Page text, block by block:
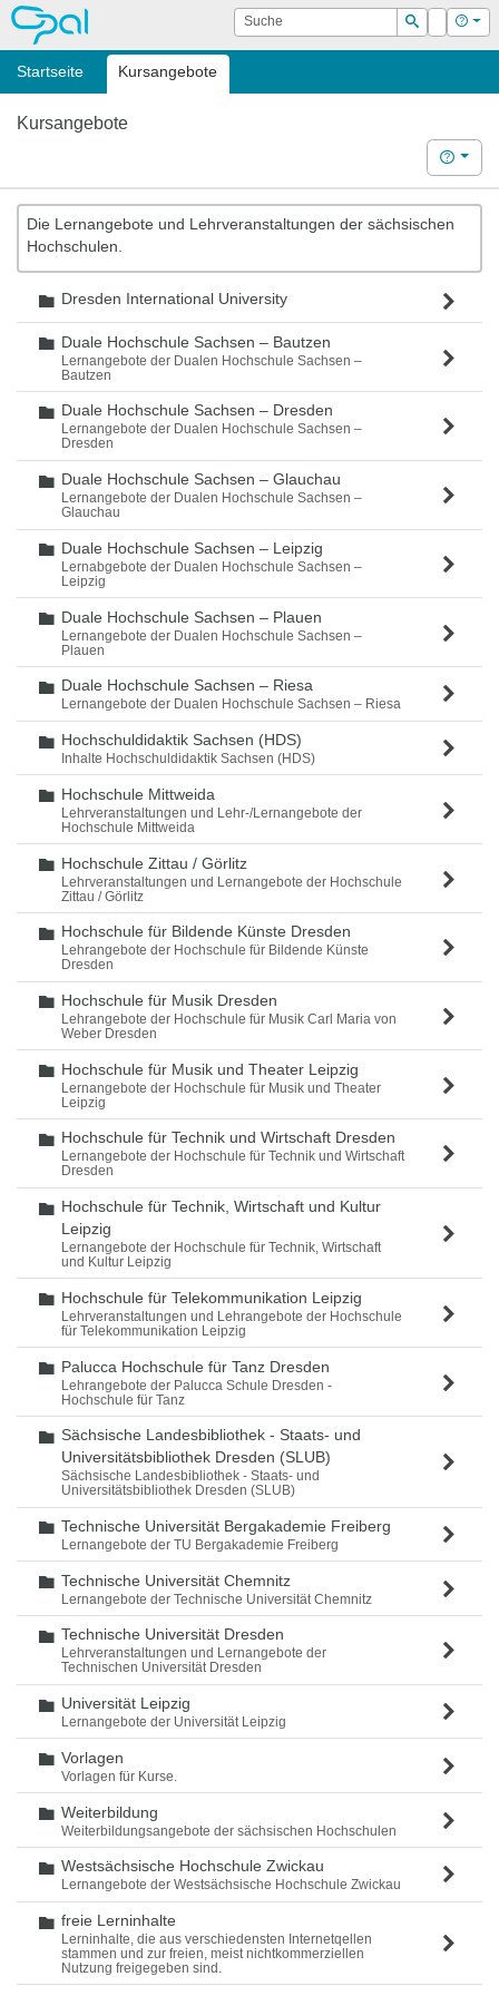
OPAL Suche
Suchen
Login Hilfe
Startseite Kursangebote
Kursangebote
Hilfe
Die Lernangebote und Lehrveranstaltungen der sächsischen
Hochschulen.
Ordner
Dresden International University
Ordner
Duale Hochschule Sachsen – Bautzen
Lernangebote der Dualen Hochschule Sachsen –
Bautzen
Ordner
Duale Hochschule Sachsen – Dresden
Lernangebote der Dualen Hochschule Sachsen –
Dresden
Ordner
Duale Hochschule Sachsen – Glauchau
Lernangebote der Dualen Hochschule Sachsen –
Glauchau
Ordner
Duale Hochschule Sachsen – Leipzig
Lernabgebote der Dualen Hochschule Sachsen –
Leipzig
Ordner
Duale Hochschule Sachsen – Plauen
Lernangebote der Dualen Hochschule Sachsen –
Plauen
Ordner
Duale Hochschule Sachsen – Riesa
Lernangebote der Dualen Hochschule Sachsen – Riesa
Ordner
Hochschuldidaktik Sachsen (HDS)
Inhalte Hochschuldidaktik Sachsen (HDS)
Ordner
Hochschule Mittweida
Lehrveranstaltungen und Lehr-/Lernangebote der
Hochschule Mittweida
Ordner
Hochschule Zittau / Görlitz
Lehrveranstaltungen und Lernangebote der Hochschule
Zittau / Görlitz
Ordner
Hochschule für Bildende Künste Dresden
Lehrangebote der Hochschule für Bildende Künste
Dresden
Ordner
Hochschule für Musik Dresden
Lehrangebote der Hochschule für Musik Carl Maria von
Weber Dresden
Ordner
Hochschule für Musik und Theater Leipzig
Lernangebote der Hochschule für Musik und Theater
Leipzig
Ordner
Hochschule für Technik und Wirtschaft Dresden
Lernangebote der Hochschule für Technik und Wirtschaft
Dresden
Ordner
Hochschule für Technik, Wirtschaft und Kultur
Leipzig
Lernangebote der Hochschule für Technik, Wirtschaft
und Kultur Leipzig
Ordner
Hochschule für Telekommunikation Leipzig
Lehrveranstaltungen und Lehrangebote der Hochschule
für Telekommunikation Leipzig
Ordner
Palucca Hochschule für Tanz Dresden
Lehrangebote der Palucca Schule Dresden -
Hochschule für Tanz
Ordner
Sächsische Landesbibliothek - Staats- und
Universitätsbibliothek Dresden (SLUB)
Sächsische Landesbibliothek - Staats- und
Universitätsbibliothek Dresden (SLUB)
Ordner
Technische Universität Bergakademie Freiberg
Lernangebote der TU Bergakademie Freiberg
Ordner
Technische Universität Chemnitz
Lernangebote der Technische Universität Chemnitz
Ordner
Technische Universität Dresden
Lehrveranstaltungen und Lernangebote der
Technischen Universität Dresden
Ordner
Universität Leipzig
Lernangebote der Universität Leipzig
Ordner
Vorlagen
Vorlagen für Kurse.
Ordner
Weiterbildung
Weiterbildungsangebote der sächsischen Hochschulen
Ordner
Westsächsische Hochschule Zwickau
Lernangebote der Westsächsische Hochschule Zwickau
Ordner
freie Lerninhalte
Lerninhalte, die aus verschiedensten Internetqellen
stammen und zur freien, meist nichtkommerziellen
Nutzung freigegeben sind.